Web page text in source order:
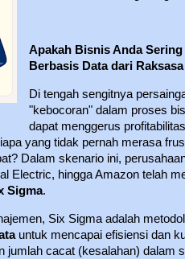
Apakah Bisnis Anda
Berbasis Data dari
Di tengah sengitnya
"kebocoran" dalam proses
dapat menggerus
yang tidak pernah merasa
Dalam skenario ini,
Electric, hingga Amazon telah
Sigma.
Six Sigma adalah
untuk mencapai efisiensi dan
jumlah cacat (kesalahan) dalam